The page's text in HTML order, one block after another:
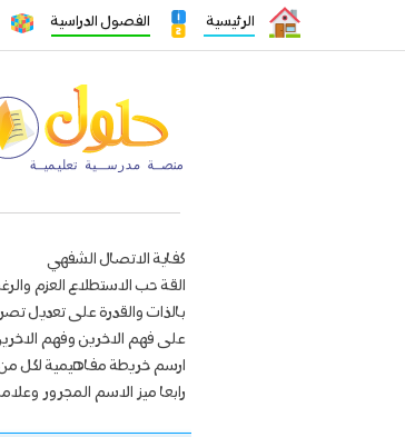
الرئيسية الفصول الدراسية
كفاية الاتصال الشفهي
القة حب الاستطلاع العزم
بالذات والقدرة على تعديل
على فهم الاخرين وفهم الاخرين
ارسم خريطة مفاهيمية لكل من
رابعا ميز الاسم المجرور